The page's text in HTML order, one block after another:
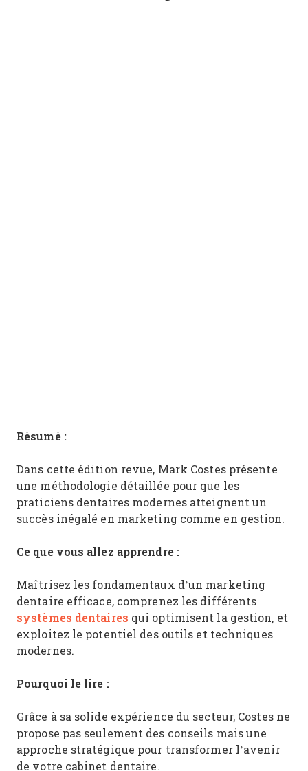
Résumé :
Dans cette édition revue, Mark Costes présente
une méthodologie détaillée pour que les
praticiens dentaires modernes atteignent un
succès inégalé en marketing comme en gestion.
Ce que vous allez apprendre :
Maîtrisez les fondamentaux d’un marketing
dentaire efficace, comprenez les différents
systèmes dentaires qui optimisent la gestion, et
exploitez le potentiel des outils et techniques
modernes.
Pourquoi le lire :
Grâce à sa solide expérience du secteur, Costes ne
propose pas seulement des conseils mais une
approche stratégique pour transformer l’avenir
de votre cabinet dentaire.